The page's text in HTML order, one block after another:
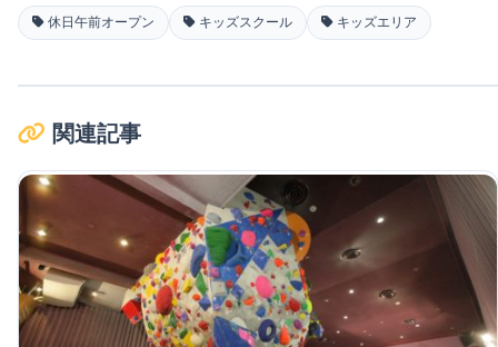
休日午前オープン キッズスクール キッズエリア
関連記事